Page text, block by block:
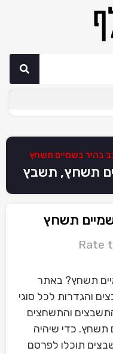
בהיר בשמיים תשחץ
תשחץ, תשבץ
תשחץ
Rate
תשחץ? באתר
והגדרות לכל סוגי
והתשחצים
תשחץ. כדי שיהיה
תוכלו לפרסם